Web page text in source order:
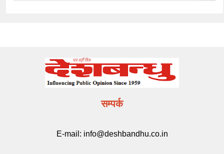
सम्पर्क
E-mail: info@deshbandhu.co.in